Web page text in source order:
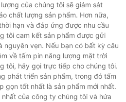
của chúng tôi sẽ giám sát
chất lượng sản phẩm. Hơn nữa,
hạn và đáp ứng được nhu cầu
tôi cam kết sản phẩm được gửi
nguyên vẹn. Nếu bạn có bất kỳ câu
về tấm pin năng lượng mặt trời
tôi, hãy gọi trực tiếp cho chúng tôi.
phát triển sản phẩm, trong đó tấm
gọn tốt nhất là sản phẩm mới nhất.
của công ty chúng tôi và hứa